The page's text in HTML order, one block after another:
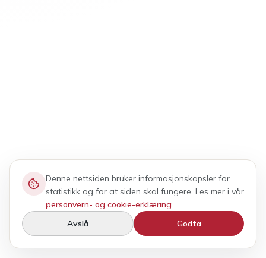
Denne nettsiden bruker informasjonskapsler for
statistikk og for at siden skal fungere. Les mer i vår
personvern- og cookie-erklæring.
Avslå
Godta